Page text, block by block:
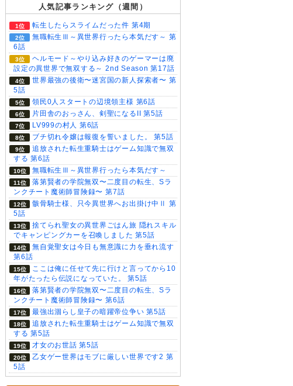
人気記事ランキング（週間）
転生したらスライムだった件 第4期
無職転生Ⅲ～異世界行ったら本気だす～ 第
6話
ヘルモード～やり込み好きのゲーマーは廃
設定の異世界で無双する～ 2nd Season 第17話
世界最強の後衛〜迷宮国の新人探索者〜 第
5話
領民0人スタートの辺境領主様 第6話
片田舎のおっさん、剣聖になるII 第5話
LV999の村人 第6話
ブチ切れ令嬢は報復を誓いました。 第5話
追放された転生重騎士はゲーム知識で無双
する 第6話
無職転生Ⅲ～異世界行ったら本気だす～
落第賢者の学院無双〜二度目の転生、Sラ
ンクチート魔術師冒険録〜 第7話
骸骨騎士様、只今異世界へお出掛け中Ⅱ 第
5話
捨てられ聖女の異世界ごはん旅 隠れスキル
でキャンピングカーを召喚しました 第5話
無自覚聖女は今日も無意識に力を垂れ流す
第6話
ここは俺に任せて先に行けと言ってから10
年がたったら伝説になっていた。 第5話
落第賢者の学院無双〜二度目の転生、Sラ
ンクチート魔術師冒険録〜 第6話
最強出涸らし皇子の暗躍帝位争い 第5話
追放された転生重騎士はゲーム知識で無双
する 第5話
才女のお世話 第5話
乙女ゲー世界はモブに厳しい世界です2 第
5話